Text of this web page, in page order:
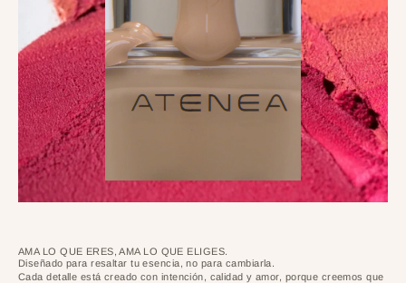
AMA LO QUE ERES, AMA LO QUE ELIGES.
Diseñado para resaltar tu esencia, no para cambiarla.
Cada detalle está creado con intención, calidad y amor, porque creemos que